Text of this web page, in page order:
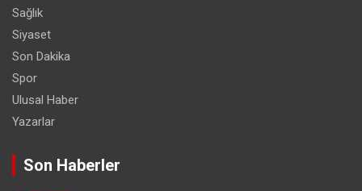
Sağlık
Siyaset
Son Dakika
Spor
Ulusal Haber
Yazarlar
Son Haberler